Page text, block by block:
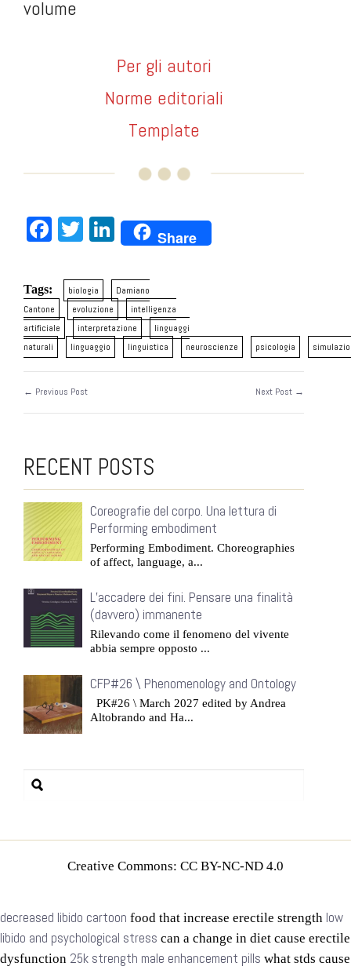
volume
Per gli autori
Norme editoriali
Template
Facebook
TwitterLinkedIn
Share
Tags: biologia
Damiano
Cantone
evoluzione
intelligenza
artificiale
interpretazione
linguaggi
naturali
linguaggio linguistica neuroscienze psicologia
← Previous Post Next Post →
RECENT POSTS
Coreografie del corpo. Una lettura di
Performing embodiment
Performing Embodiment. Choreographies
of affect, language, a...
L’accadere dei fini. Pensare una finalità
(davvero) immanente
Rilevando come il fenomeno del vivente
abbia sempre opposto ...
CFP#26 \ Phenomenology and Ontology
PK#26 \ March 2027 edited by Andrea
Altobrando and Ha...
Creative Commons: CC BY-NC-ND 4.0
decreased libido cartoon food that increase erectile strength low
libido and psychological stress can a change in diet cause erectile
dysfunction 25k strength male enhancement pills what stds cause